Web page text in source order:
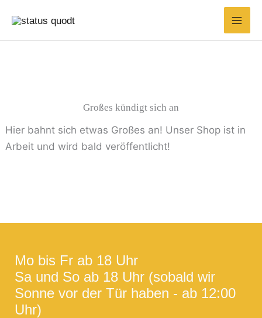
Inhalt
springen
Großes kündigt sich an
Hier bahnt sich etwas Großes an! Unser Shop ist in
Arbeit und wird bald veröffentlicht!
Mo bis Fr ab 18 Uhr
Sa und So ab 18 Uhr (sobald wir
Sonne vor der Tür haben - ab 12:00
Uhr)